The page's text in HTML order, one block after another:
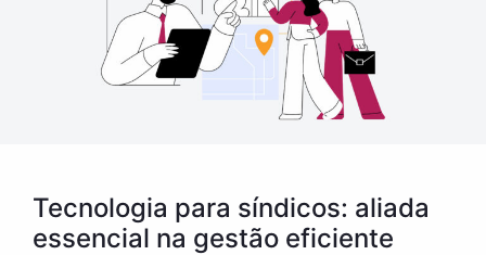
Tecnologia para síndicos: aliada
essencial na gestão eficiente